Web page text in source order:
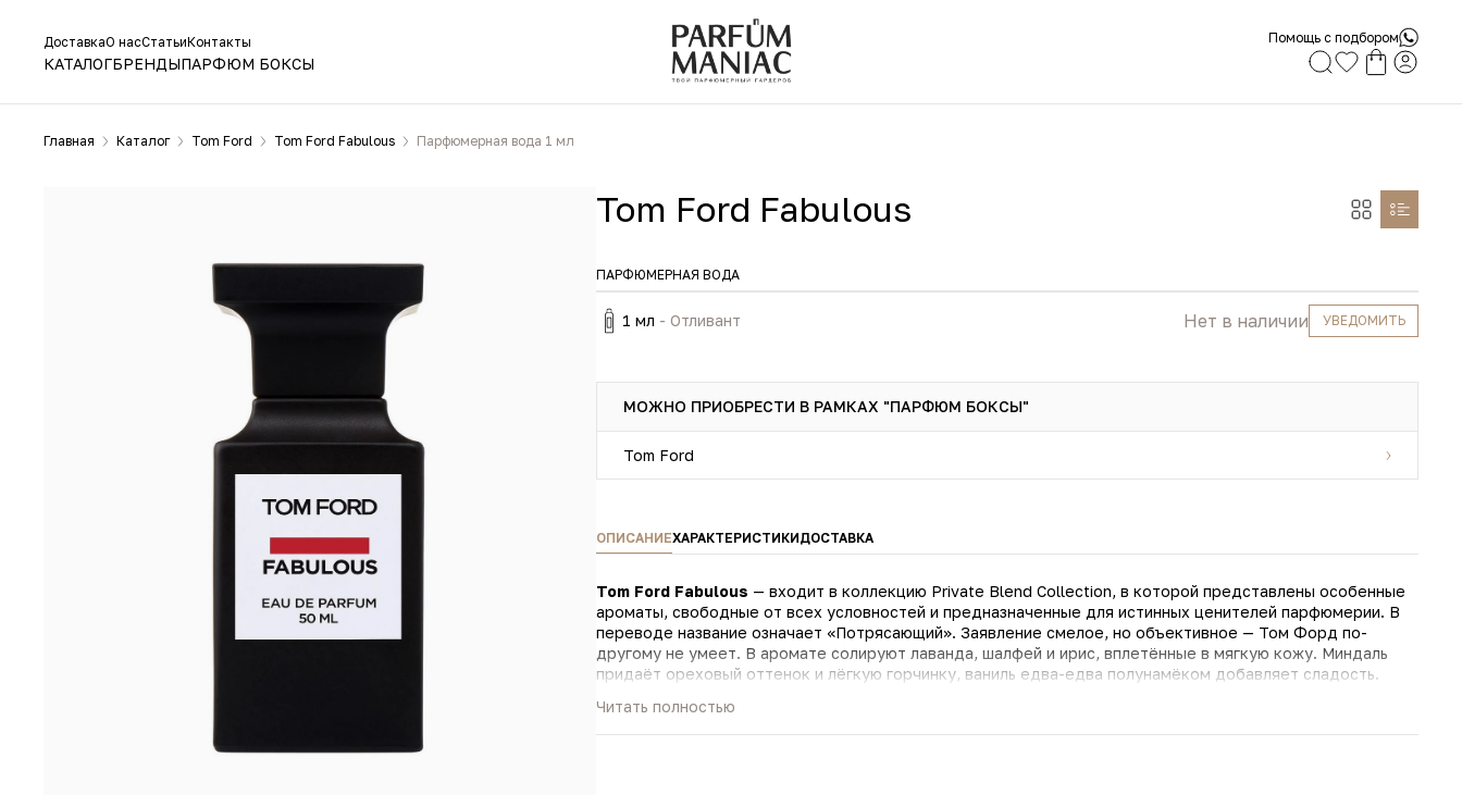
ДоставкаО насСтатьиКонтакты
КАТАЛОГБРЕНДЫПАРФЮМ БОКСЫ
Помощь с подбором
Главная Каталог Tom Ford Tom Ford Fabulous Парфюмерная вода 1 мл
Tom Ford Fabulous
ПАРФЮМЕРНАЯ ВОДА
1 мл - Отливант Нет в наличии УВЕДОМИТЬ
МОЖНО ПРИОБРЕСТИ В РАМКАХ "ПАРФЮМ БОКСЫ"
Tom Ford
ОПИСАНИЕХАРАКТЕРИСТИКИДОСТАВКА
Tom Ford Fabulous — входит в коллекцию Private Blend Collection, в которой представлены особенные
ароматы, свободные от всех условностей и предназначенные для истинных ценителей парфюмерии. В
переводе название означает «Потрясающий». Заявление смелое, но объективное — Том Форд по-
другому не умеет. В аромате солируют лаванда, шалфей и ирис, вплетённые в мягкую кожу. Миндаль
придаёт ореховый оттенок и лёгкую горчинку, ваниль едва-едва полунамёком добавляет сладость.
одновременно строгую и дерзкую композицию.
Tom Ford Fabulous — это аромат-унисекс, необычный и запоминающийся, как и все творения бренда. В
Читать полностью